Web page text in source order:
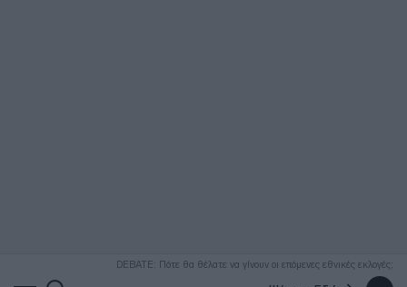
DEBATE: Πότε θα θέλατε να γίνουν οι επόμενες εθνικές εκλογές;